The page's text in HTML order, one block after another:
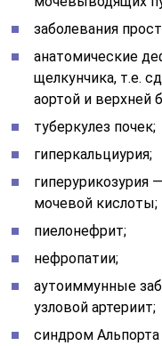
заболевания
анатомические
щелкунчика, т.е.
аортой и верхней
туберкулез почек;
гиперкальциурия;
гиперурикозурия
мочевой кислоты;
пиелонефрит;
нефропатии;
аутоиммунные
узловой артериит;
синдром